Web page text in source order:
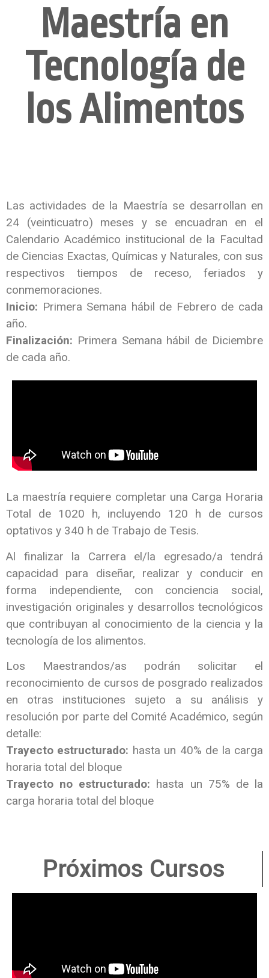
Maestría en
Tecnología de
los Alimentos
Las actividades de la Maestría se desarrollan en
24 (veinticuatro) meses y se encuadran en el
Calendario Académico institucional de la Facultad
de Ciencias Exactas, Químicas y Naturales, con sus
respectivos tiempos de receso, feriados y
conmemoraciones.
Inicio: Primera Semana hábil de Febrero de cada
año.
Finalización: Primera Semana hábil de Diciembre
de cada año.
La maestría requiere completar una Carga Horaria
Total de 1020 h, incluyendo 120 h de cursos
optativos y 340 h de Trabajo de Tesis.
Al finalizar la Carrera el/la egresado/a tendrá
capacidad para diseñar, realizar y conducir en
forma independiente, con conciencia social,
investigación originales y desarrollos tecnológicos
que contribuyan al conocimiento de la ciencia y la
tecnología de los alimentos.
Los Maestrandos/as podrán solicitar el
reconocimiento de cursos de posgrado realizados
en otras instituciones sujeto a su análisis y
resolución por parte del Comité Académico, según
detalle:
Trayecto estructurado: hasta un 40% de la carga
horaria total del bloque
Trayecto no estructurado: hasta un 75% de la
carga horaria total del bloque
Próximos Cursos